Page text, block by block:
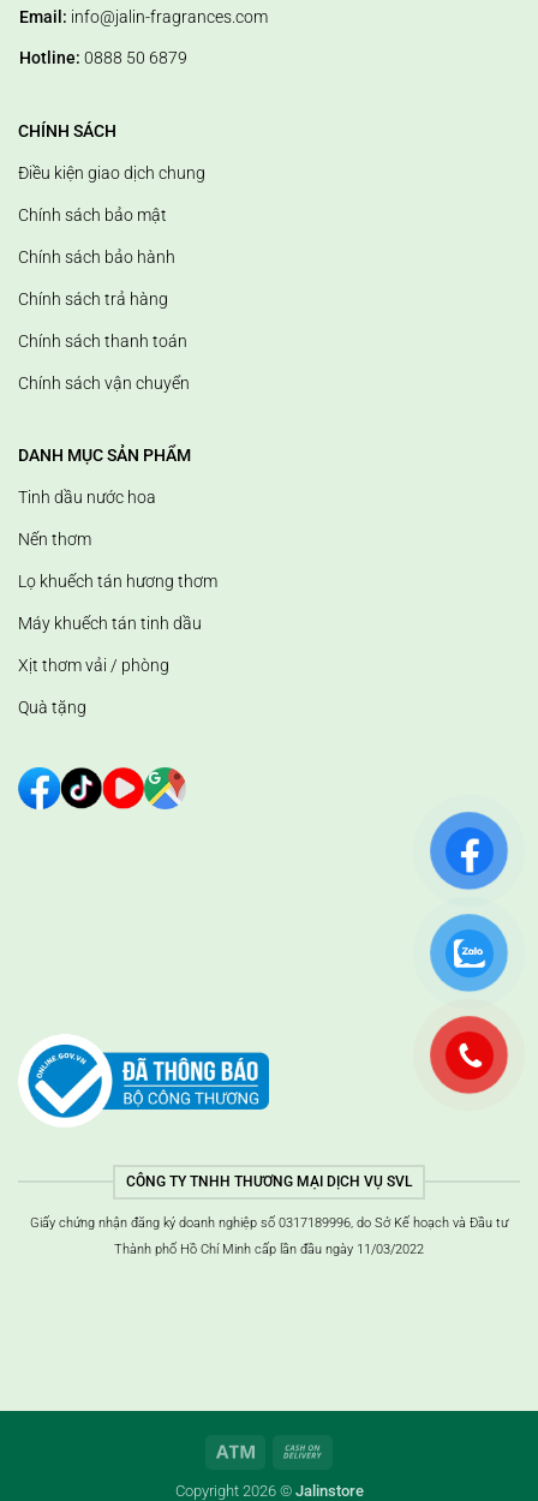
Email: info@jalin-fragrances.com
Hotline: 0888 50 6879
CHÍNH SÁCH
Điều kiện giao dịch chung
Chính sách bảo mật
Chính sách bảo hành
Chính sách trả hàng
Chính sách thanh toán
Chính sách vận chuyển
DANH MỤC SẢN PHẨM
Tinh dầu nước hoa
Nến thơm
Lọ khuếch tán hương thơm
Máy khuếch tán tinh dầu
Xịt thơm vải / phòng
Quà tặng
CÔNG TY TNHH THƯƠNG MẠI DỊCH VỤ SVL
Giấy chứng nhận đăng ký doanh nghiệp số 0317189996, do Sở Kế hoạch và Đầu tư
Thành phố Hồ Chí Minh cấp lần đầu ngày 11/03/2022
ATM
khi
Copyright 2026 © Jalinstore